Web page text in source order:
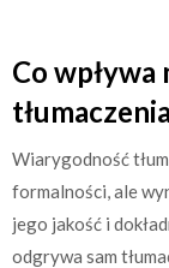
Co wpływa
Wiarygodność
formalności, ale
jego jakość i
odgrywa sam